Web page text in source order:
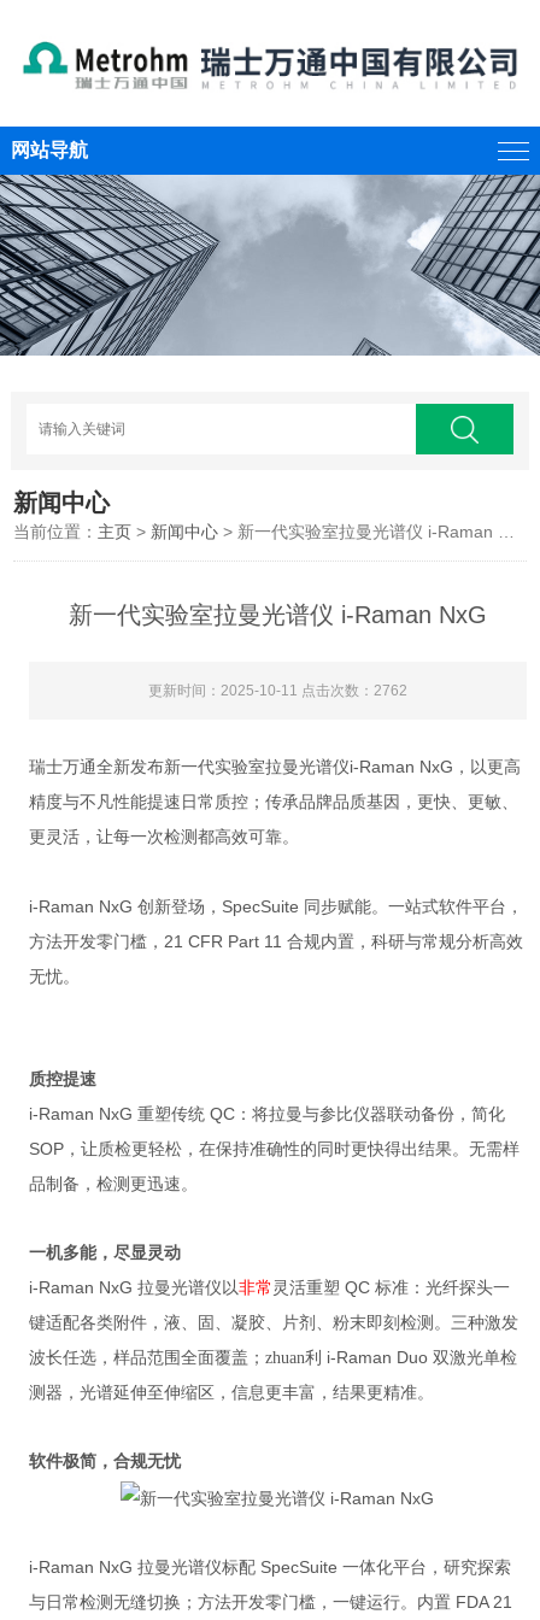
网站导航
新闻中心
当前位置： 主页 > 新闻中心 > 新一代实验室拉曼光谱仪 i-Raman NxG
新一代实验室拉曼光谱仪 i-Raman NxG
更新时间：2025-10-11 点击次数：2762
瑞士万通全新发布新一代实验室拉曼光谱仪i-Raman NxG ，以更高
精度与不凡性能提速日常质控；传承品牌品质基因，更快、更敏、
更灵活，让每一次检测都高效可靠。
i-Raman NxG 创新登场， SpecSuite 同步赋能。一站式软件平台，
方法开发零门槛， 21 CFR Part 11 合规内置，科研与常规分析高效
无忧。
质控提速
i-Raman NxG 重塑传统QC：将拉曼与参比仪器联动备份，简化
SOP，让质检更轻松，在保持准确性的同时更快得出结果。无需样
品制备，检测更迅速。
一机多能，尽显灵动
i-Raman NxG 拉曼光谱仪以非常 灵活重塑 QC 标准：光纤探头一
键适配各类附件，液、固、凝胶、片剂、粉末即刻检测。三种激发
波长任选，样品范围全面覆盖；zhuan利 i-Raman Duo 双激光单检
测器，光谱延伸至伸缩区，信息更丰富，结果更精准。
软件极简，合规无忧
i-Raman NxG 拉曼光谱仪标配SpecSuite 一体化平台，研究探索
与日常检测无缝切换；方法开发零门槛，一键运行。内置 FDA 21